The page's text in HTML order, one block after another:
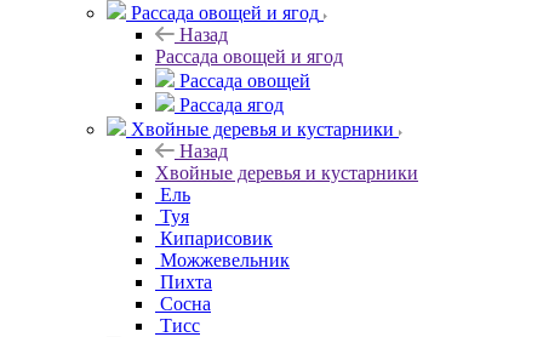
Рассада овощей и ягод
Назад
Рассада овощей и ягод
Рассада овощей
Рассада ягод
Хвойные деревья и кустарники
Назад
Хвойные деревья и кустарники
Ель
Туя
Кипарисовик
Можжевельник
Пихта
Сосна
Тисc